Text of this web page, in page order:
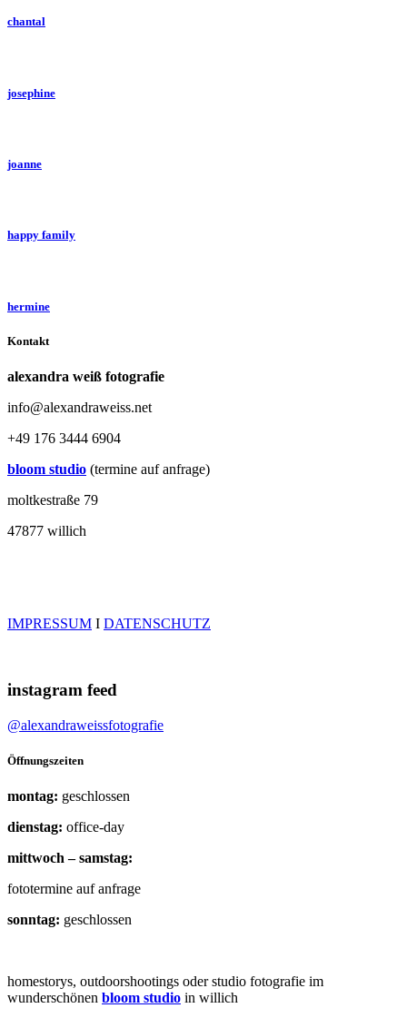
chantal
josephine
joanne
happy family
hermine
Kontakt
alexandra weiß fotografie
info@alexandraweiss.net
+49 176 3444 6904
bloom studio (termine auf anfrage)
moltkestraße 79
47877 willich
IMPRESSUM I DATENSCHUTZ
instagram feed
@alexandraweissfotografie
Öffnungszeiten
montag: geschlossen
dienstag: office-day
mittwoch – samstag:
fototermine auf anfrage
sonntag: geschlossen
homestorys, outdoorshootings oder studio fotografie im
wunderschönen bloom studio in willich